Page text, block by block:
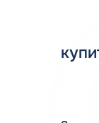
теплота
44 МДЖ/кг. Это
Зная ответ на